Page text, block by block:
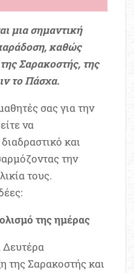
μια σημαντική
καθώς
Σαρακοστής, της
το Πάσχα.
σας για την
να
και
την
τους.
της ημέρας
Δευτέρα
της Σαρακοστής και